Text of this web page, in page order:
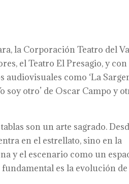
la Corporación Teatro del
el Teatro El Presagio, y con
como ‘La
soy otro’ de Oscar Campo y
son un arte sagrado.
en el estrellato, sino en la
y el escenario como un
es la evolución de